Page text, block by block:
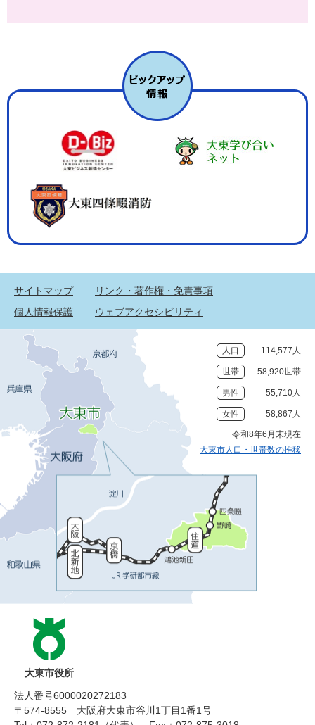
サイトマップ
リンク・著作権・免責事項
個人情報保護
ウェブアクセシビリティ
人口 114,577人
世帯 58,920世帯
男性 55,710人
女性 58,867人
令和8年6月末現在
大東市人口・世帯数の推移
大東市役所
法人番号6000020272183
〒574-8555 大阪府大東市谷川1丁目1番1号